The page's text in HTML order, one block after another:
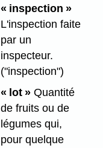
« inspection »
L'inspection faite
par un
inspecteur.
("inspection")
« lot »Quantité
de fruits ou de
légumes qui,
pour quelque